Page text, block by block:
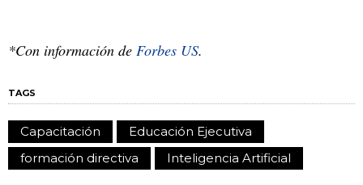
*Con información de Forbes US.
TAGS
Capacitación
Educación Ejecutiva
formación directiva
Inteligencia Artificial